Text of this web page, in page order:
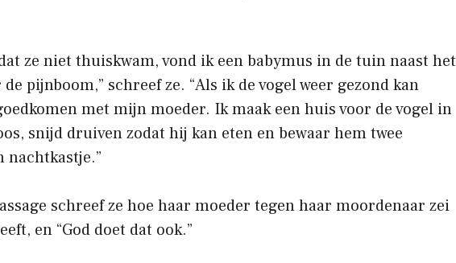
ze niet thuiskwam, vond ik een babymus in de tuin naast het
pijnboom,” schreef ze. “Als ik de vogel weer gezond kan
met mijn moeder. Ik maak een huis voor de vogel in
snijd druiven zodat hij kan eten en bewaar hem twee
schreef ze hoe haar moeder tegen haar moordenaar zei
en “God doet dat ook.”